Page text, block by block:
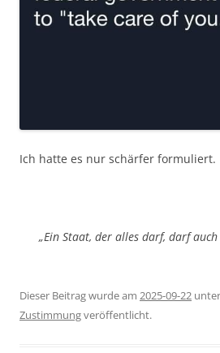
Ich hatte es nur schärfer formuliert.
„Ein Staat, der alles darf, darf
Dieser Beitrag wurde am 2025-09-22 unter
Zustimmungveröffentlicht.